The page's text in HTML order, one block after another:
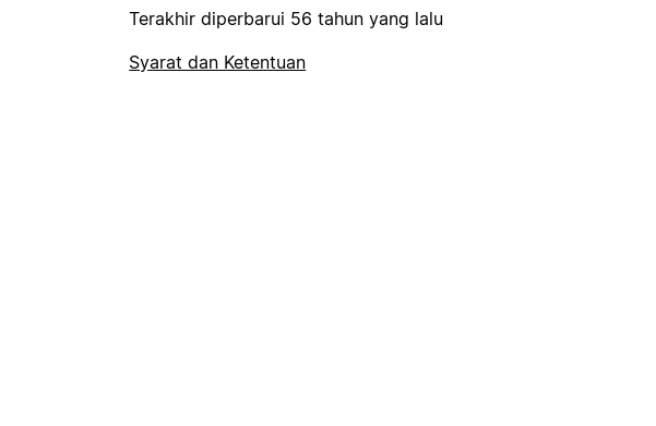
Terakhir diperbarui 56 tahun yang lalu
Syarat dan Ketentuan